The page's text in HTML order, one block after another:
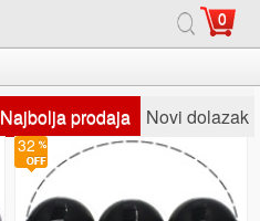
0
Najbolja prodaja Novi dolazak
32